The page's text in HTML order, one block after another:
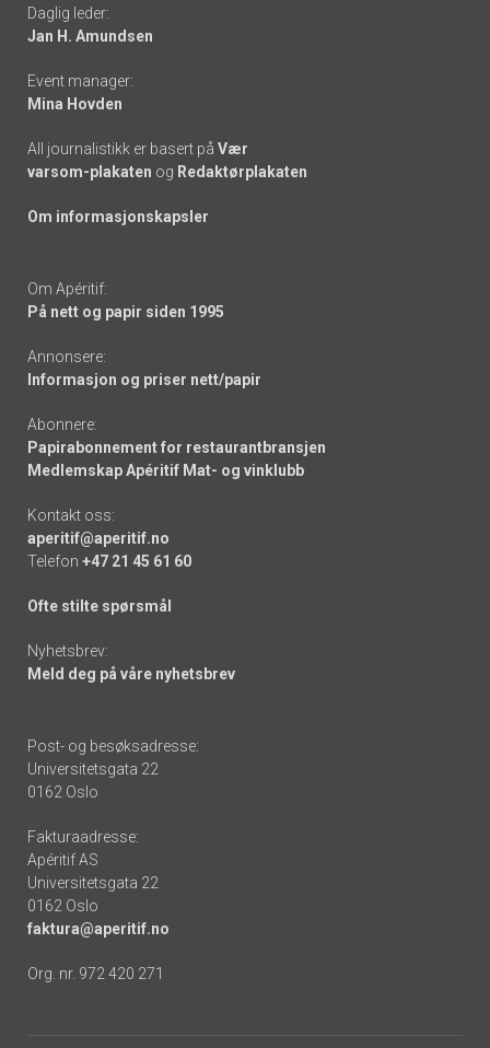
links
Daglig leder:
Jan H. Amundsen
Event manager:
Mina Hovden
All journalistikk er basert på Vær
varsom-plakaten og Redaktørplakaten
Om informasjonskapsler
Om Apéritif:
På nett og papir siden 1995
Annonsere:
Informasjon og priser nett/papir
Abonnere:
Papirabonnement for restaurantbransjen
Medlemskap Apéritif Mat- og vinklubb
Kontakt oss:
aperitif@aperitif.no
Telefon +47 21 45 61 60
Ofte stilte spørsmål
Nyhetsbrev:
Meld deg på våre nyhetsbrev
Post- og besøksadresse:
Universitetsgata 22
0162 Oslo
Fakturaadresse:
Apéritif AS
Universitetsgata 22
0162 Oslo
faktura@aperitif.no
Org. nr. 972 420 271